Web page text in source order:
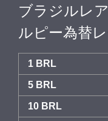
ブラジルレ
ルピー為替
1 BRL
5 BRL
10 BRL